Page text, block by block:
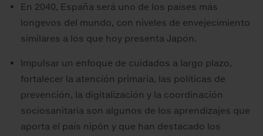
En 2040, España será uno de los países más
longevos del mundo, con niveles de envejecimiento
similares a los que hoy presenta Japón.
Impulsar un enfoque de cuidados a largo plazo,
fortalecer la atención primaria, las políticas de
prevención, la digitalización y la coordinación
sociosanitaria son algunos de los aprendizajes que
aporta el país nipón y que han destacado los